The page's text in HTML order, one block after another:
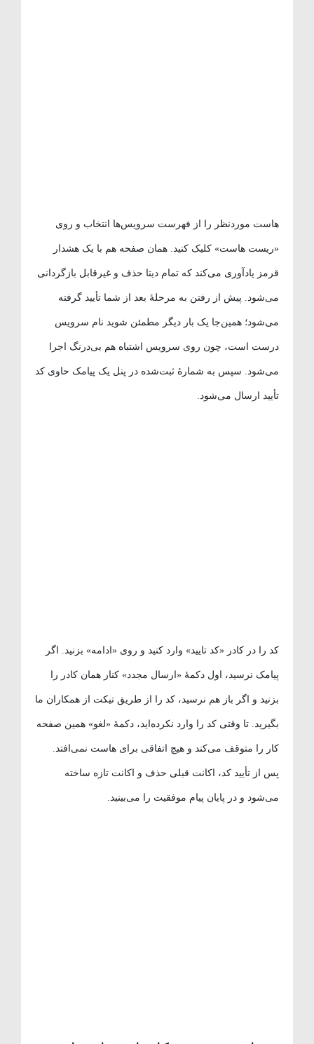
هاست موردنظر را از فهرست سرویس‌ها انتخاب و روی
«ریست هاست» کلیک کنید. همان صفحه هم با یک هشدار
قرمز یادآوری می‌کند که تمام دیتا حذف و غیرقابل بازگردانی
می‌شود. پیش از رفتن به مرحلهٔ بعد از شما تأیید گرفته
می‌شود؛ همین‌جا یک بار دیگر مطمئن شوید نام سرویس
درست است، چون روی سرویس اشتباه هم بی‌درنگ اجرا
می‌شود. سپس به شمارهٔ ثبت‌شده در پنل یک پیامک حاوی کد
تأیید ارسال می‌شود.
کد را در کادر «کد تایید» وارد کنید و روی «ادامه» بزنید. اگر
پیامک نرسید، اول دکمهٔ «ارسال مجدد» کنار همان کادر را
بزنید و اگر باز هم نرسید، کد را از طریق تیکت از همکاران ما
بگیرید. تا وقتی کد را وارد نکرده‌اید، دکمهٔ «لغو» همین صفحه
کار را متوقف می‌کند و هیچ اتفاقی برای هاست نمی‌افتد.
پس از تأیید کد، اکانت قبلی حذف و اکانت تازه ساخته
می‌شود و در پایان پیام موفقیت را می‌بینید.